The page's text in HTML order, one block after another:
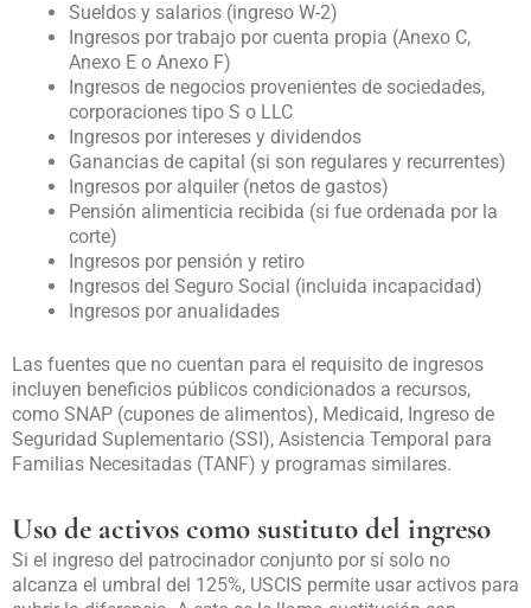
Sueldos y salarios (ingreso W-2)
Ingresos por trabajo por cuenta propia (Anexo C,
Anexo E o Anexo F)
Ingresos de negocios provenientes de sociedades,
corporaciones tipo S o LLC
Ingresos por intereses y dividendos
Ganancias de capital (si son regulares y recurrentes)
Ingresos por alquiler (netos de gastos)
Pensión alimenticia recibida (si fue ordenada por la
corte)
Ingresos por pensión y retiro
Ingresos del Seguro Social (incluida incapacidad)
Ingresos por anualidades
Las fuentes que no cuentan para el requisito de ingresos
incluyen beneficios públicos condicionados a recursos,
como SNAP (cupones de alimentos), Medicaid, Ingreso de
Seguridad Suplementario (SSI), Asistencia Temporal para
Familias Necesitadas (TANF) y programas similares.
Uso de activos como sustituto del ingreso
Si el ingreso del patrocinador conjunto por sí solo no
alcanza el umbral del 125%, USCIS permite usar activos para